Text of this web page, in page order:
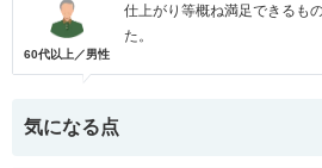
60代以上／男性
仕上がり等概ね満足できるも
た。
気になる点